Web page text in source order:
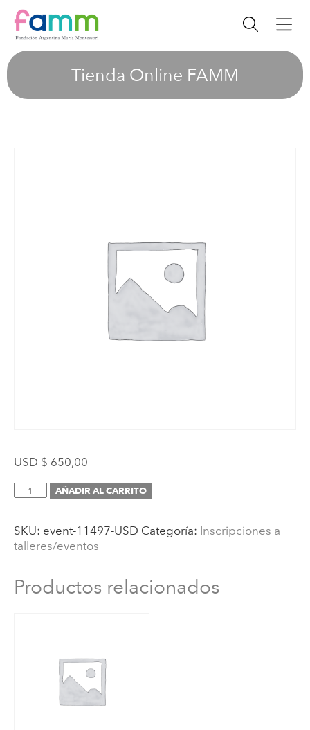
Tienda Online FAMM
USD $ 650,00
Inscripción
de
Orientación
de
0
VIRTUAL)
AÑADIR AL CARRITO
SKU: event-11497-USD Categoría: Inscripciones a
talleres/eventos
Productos relacionados